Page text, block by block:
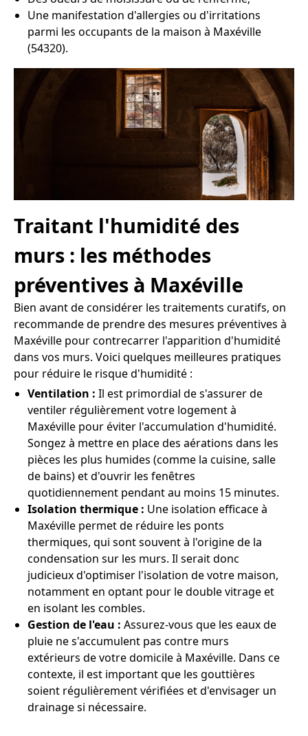
Une manifestation d'allergies ou d'irritations
parmi les occupants de la maison à Maxéville
(54320).
Traitant l'humidité des
murs : les méthodes
préventives à Maxéville
Bien avant de considérer les traitements curatifs, on
recommande de prendre des mesures préventives à
Maxéville pour contrecarrer l'apparition d'humidité
dans vos murs. Voici quelques meilleures pratiques
pour réduire le risque d'humidité :
Ventilation : Il est primordial de s'assurer de
ventiler régulièrement votre logement à
Maxéville pour éviter l'accumulation d'humidité.
Songez à mettre en place des aérations dans les
pièces les plus humides (comme la cuisine, salle
de bains) et d'ouvrir les fenêtres
quotidiennement pendant au moins 15 minutes.
Isolation thermique : Une isolation efficace à
Maxéville permet de réduire les ponts
thermiques, qui sont souvent à l'origine de la
condensation sur les murs. Il serait donc
judicieux d'optimiser l'isolation de votre maison,
notamment en optant pour le double vitrage et
en isolant les combles.
Gestion de l'eau : Assurez-vous que les eaux de
pluie ne s'accumulent pas contre murs
extérieurs de votre domicile à Maxéville. Dans ce
contexte, il est important que les gouttières
soient régulièrement vérifiées et d'envisager un
drainage si nécessaire.